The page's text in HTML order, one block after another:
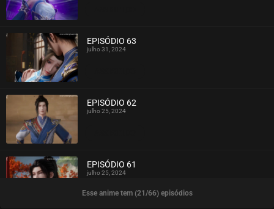
EPISÓDIO 63
julho 31, 2024
EPISÓDIO 62
julho 25, 2024
ASSISTIDO
EPISÓDIO 61
julho 25, 2024
Esse anime tem (21/66) episódios